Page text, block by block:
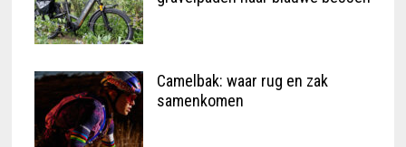
Camelbak: waar rug en zak
samenkomen